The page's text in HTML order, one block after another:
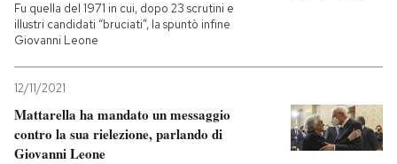
Internet
Scienza
Economia
Sport
Ok Boomer!
Mondiali calcio 2026
Fu quella del 1971 in cui, dopo 23 scrutini e
illustri candidati “bruciati”, la spuntò infine
Giovanni Leone
12/11/2021
Mattarella ha mandato un messaggio
contro la sua rielezione, parlando di
Giovanni Leone